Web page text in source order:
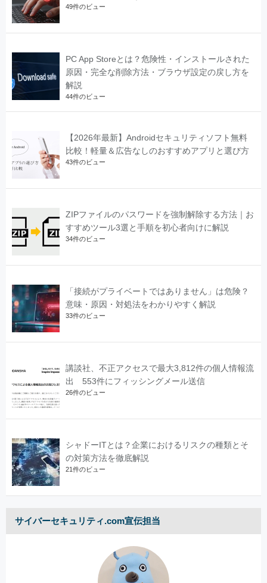
49件のビュー
PC App Storeとは？危険性・インストールされた
原因・完全な削除方法・ブラウザ設定の戻し方を
解説
44件のビュー
【2026年最新】Androidセキュリティソフト無料
比較！軽量＆広告なしのおすすめアプリと選び方
43件のビュー
ZIPファイルのパスワードを強制解除する方法｜お
すすめツール3選と手順を初心者向けに解説
34件のビュー
「接続がプライベートではありません」は危険？
意味・原因・対処法をわかりやすく解説
33件のビュー
講談社、不正アクセスで最大3,812件の個人情報流
出 553件にフィッシングメール送信
26件のビュー
シャドーITとは？企業におけるリスクの種類とそ
の対策方法を徹底解説
21件のビュー
サイバーセキュリティ.com宣伝担当